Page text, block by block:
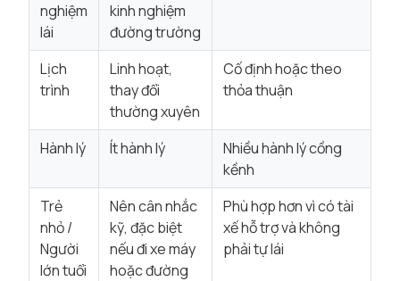
nghiệm
lái
kinh nghiệm
đường trường
Lịch
trình
Linh hoạt,
thay đổi
thường xuyên
Cố định hoặc theo
thỏa thuận
Hành lý Ít hành lý
Nhiều hành lý cồng
kềnh
Trẻ
nhỏ /
Người
lớn tuổi
Nên cân nhắc
kỹ, đặc biệt
nếu đi xe máy
hoặc đường
Phù hợp hơn vì có tài
xế hỗ trợ và không
phải tự lái